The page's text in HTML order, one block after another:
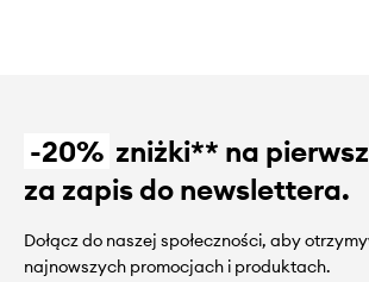
-20% zniżki** na
za zapis do newslettera.
Dołącz do naszej społeczności, aby
najnowszych promocjach i produktach.